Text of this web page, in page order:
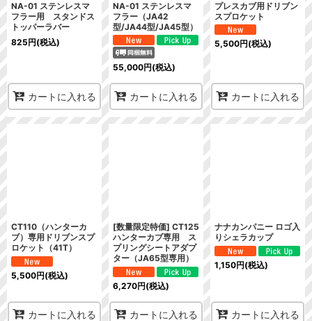
絞り込む
NA-01 ステンレスマ
フラー用 スタンドス
トッパーラバー
825円(税込)
カートに入れる
NA-01 ステンレスマ
フラー（JA42
型/JA44型/JA45型）
55,000円(税込)
カートに入れる
プレスカブ用ドリブン
スプロケット
5,500円(税込)
カートに入れる
CT110（ハンターカ
ブ）専用ドリブンスプ
ロケット（41T）
5,500円(税込)
カートに入れる
[数量限定特価] CT125
ハンターカブ専用 ス
プリングシートアダプ
ター（JA65型専用）
6,270円(税込)
カートに入れる
ナナカンパニー ロゴ入
りシェラカップ
1,150円(税込)
カートに入れる